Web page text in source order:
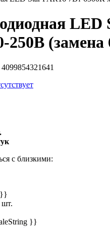
LED
250В
4099854321641
с близкими:
}}
шт.
}}